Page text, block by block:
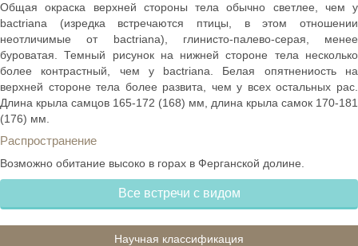
Общая окраска верхней стороны тела обычно светлее, чем у
bactriana (изредка встречаются птицы, в этом отношении
неотличимые от bactriana), глинисто-палево-серая, менее
буроватая. Темный рисунок на нижней стороне тела несколько
более контрастный, чем у bactriana. Белая опятнениость на
верхней стороне тела более развита, чем у всех остальных рас.
Длина крыла самцов 165-172 (168) мм, длина крыла самок 170-181
(176) мм.
Распространение
Возможно обитание высоко в горах в Ферганской долине.
Все встречи с видом
Научная классификация